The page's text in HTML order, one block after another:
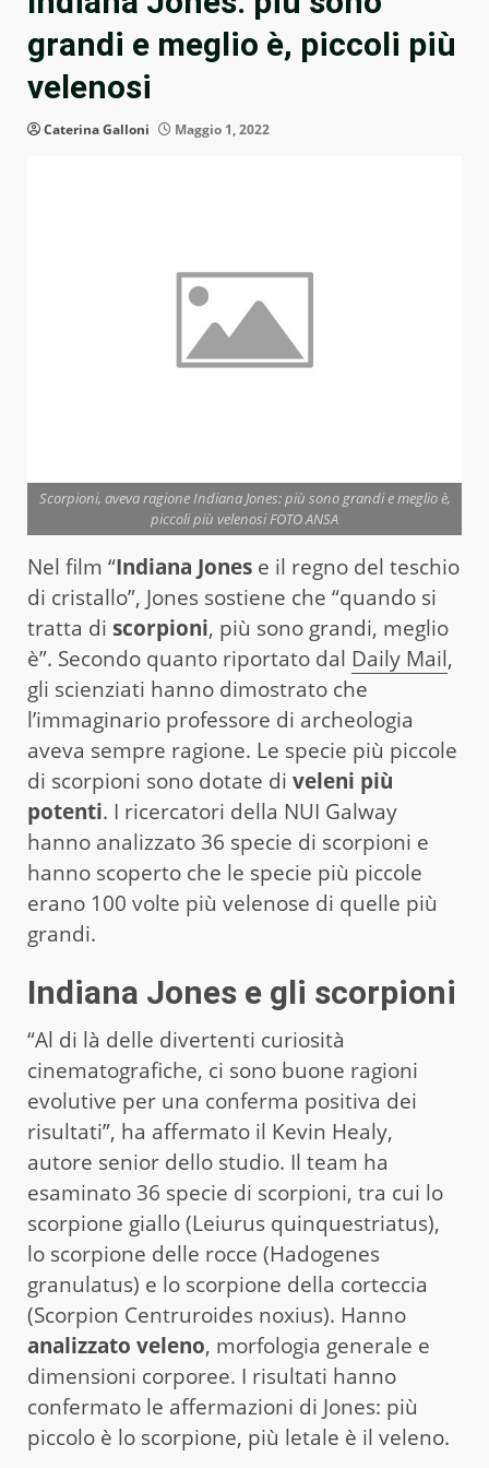
grandi e meglio è, piccoli più
velenosi
Caterina Galloni Maggio 1, 2022
Scorpioni, aveva ragione Indiana Jones: più sono grandi e meglio è,
piccoli più velenosi FOTO ANSA
Nel film “Indiana Jones e il regno del teschio
di cristallo”, Jones sostiene che “quando si
tratta di scorpioni, più sono grandi, meglio
è”. Secondo quanto riportato dal Daily Mail,
gli scienziati hanno dimostrato che
l’immaginario professore di archeologia
aveva sempre ragione. Le specie più piccole
di scorpioni sono dotate di veleni più
potenti. I ricercatori della NUI Galway
hanno analizzato 36 specie di scorpioni e
hanno scoperto che le specie più piccole
erano 100 volte più velenose di quelle più
grandi.
Indiana Jones e gli scorpioni
“Al di là delle divertenti curiosità
cinematografiche, ci sono buone ragioni
evolutive per una conferma positiva dei
risultati”, ha affermato il Kevin Healy,
autore senior dello studio. Il team ha
esaminato 36 specie di scorpioni, tra cui lo
scorpione giallo (Leiurus quinquestriatus),
lo scorpione delle rocce (Hadogenes
granulatus) e lo scorpione della corteccia
(Scorpion Centruroides noxius). Hanno
analizzato veleno, morfologia generale e
dimensioni corporee. I risultati hanno
confermato le affermazioni di Jones: più
piccolo è lo scorpione, più letale è il veleno.